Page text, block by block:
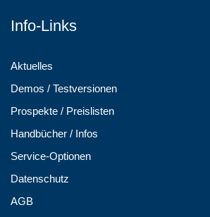
Info-Links
Aktuelles
Demos / Testversionen
Prospekte / Preislisten
Handbücher / Infos
Service-Optionen
Datenschutz
AGB